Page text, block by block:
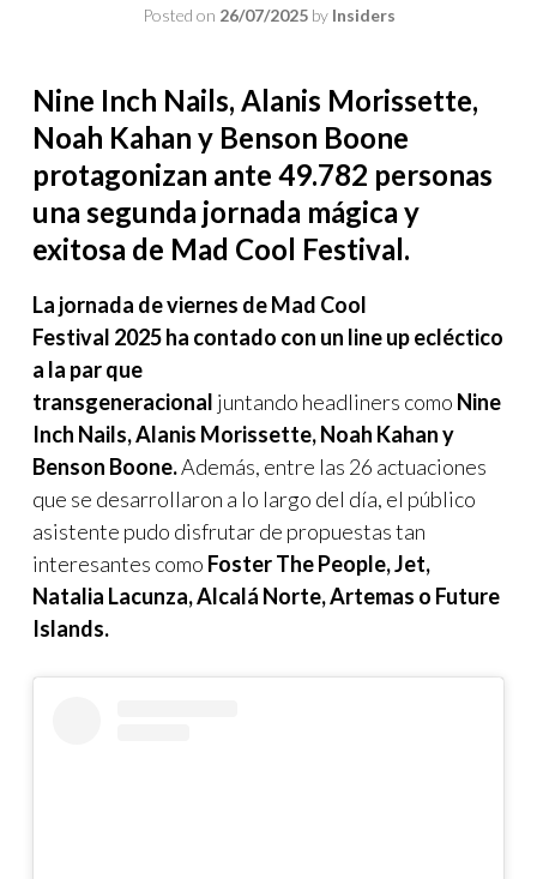
Posted on 26/07/2025by Insiders
Nine Inch Nails, Alanis Morissette,
Noah Kahan y Benson Boone
protagonizan ante 49.782 personas
una segunda jornada mágica y
exitosa de Mad Cool Festival.
La jornada de viernes de Mad Cool
Festival 2025 ha contado con un line up ecléctico
a la par que
transgeneracional juntando headliners como Nine
Inch Nails, Alanis Morissette, Noah Kahan y
Benson Boone.Además, entre las 26 actuaciones
que se desarrollaron a lo largo del día, el público
asistente pudo disfrutar de propuestas tan
interesantes como Foster The People, Jet,
Natalia Lacunza, Alcalá Norte, Artemas o Future
Islands.